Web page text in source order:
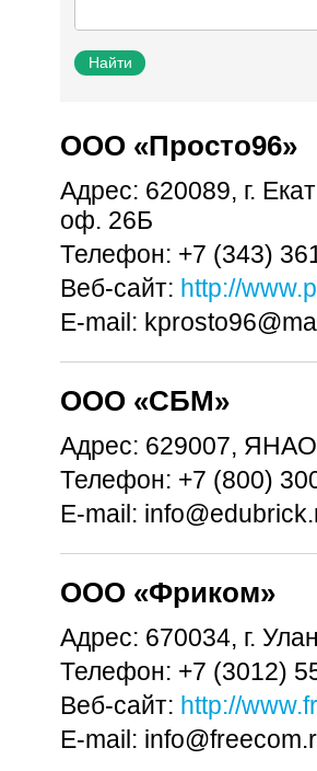
OOO «Просто96»
Адрес: 620089, г.
оф. 26Б
Телефон: +7 (343)
Веб-сайт: http://
E-mail:
OOO «СБМ»
Адрес: 629007, ЯНАО
Телефон: +7 (800)
E-mail:
OOO «Фриком»
Адрес: 670034, г.
Телефон: +7 (3012)
Веб-сайт: http://
E-mail: